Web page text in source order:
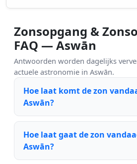
Zonsopgang &
FAQ — Aswān
Antwoorden worden dagelijks
actuele astronomie in Aswān.
Hoe laat komt de zon
Aswān?
Hoe laat gaat de zon
Aswān?